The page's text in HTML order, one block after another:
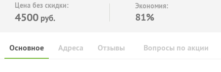
Цена без скидки:
4500 руб.
Экономия:
81%
Основное Отзывы Вопросы по акции
Адреса